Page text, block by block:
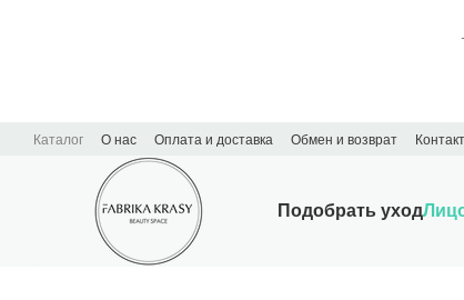
Перейти к основному контенту
Каталог О нас Оплата и доставка Обмен и возврат
Подобрать уход